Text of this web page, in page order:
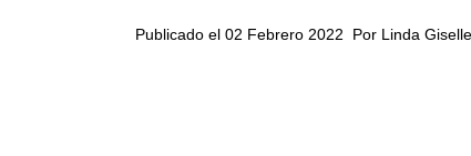
Publicado el 02 Febrero 2022 Por Linda